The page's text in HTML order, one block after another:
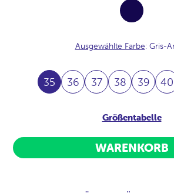
Navy
Ausgewählte Farbe: Gris-
35 36 37 38 39 40
Größentabelle
WARENKORB